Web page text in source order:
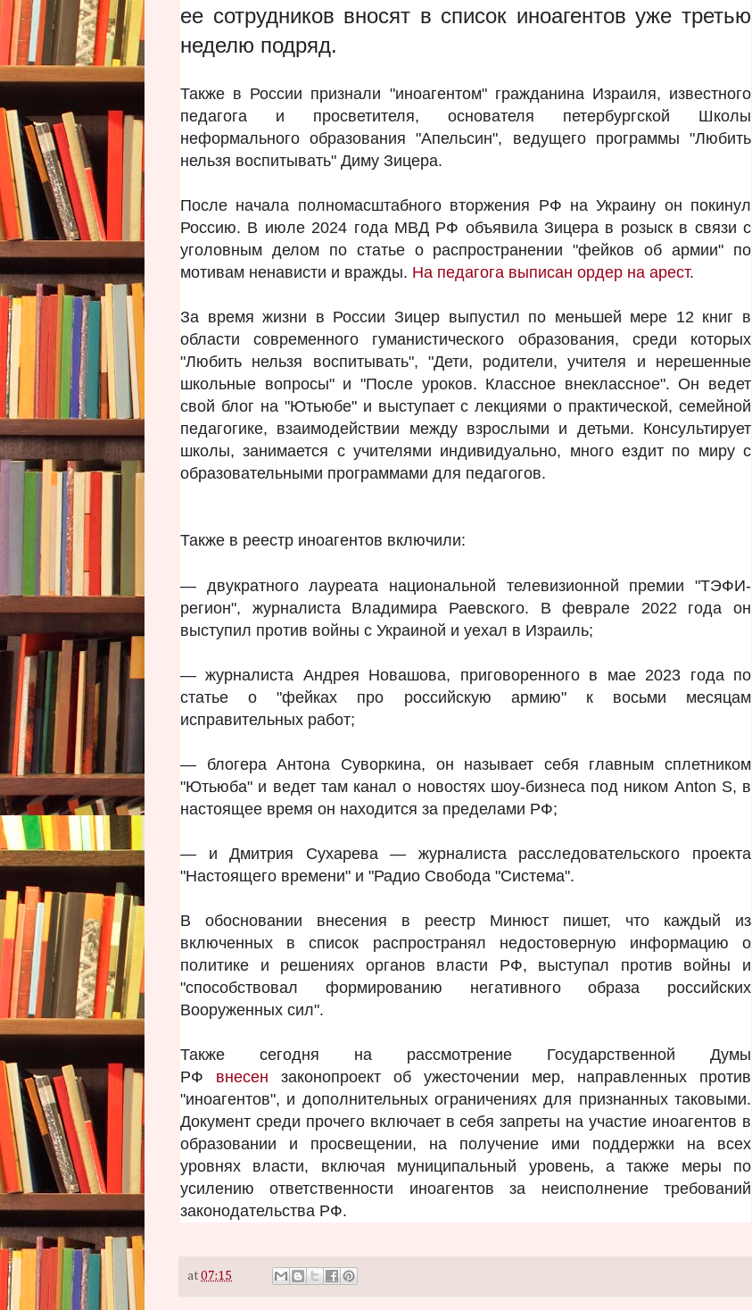
ее сотрудников вносят в список иноагентов уже третью
неделю подряд.
Также в России признали "иноагентом" гражданина Израиля, известного
педагога и просветителя, основателя петербургской Школы
неформального образования "Апельсин", ведущего программы "Любить
нельзя воспитывать" Диму Зицера.
После начала полномасштабного вторжения РФ на Украину он покинул
Россию. В июле 2024 года МВД РФ объявила Зицера в розыск в связи с
уголовным делом по статье о распространении "фейков об армии" по
мотивам ненависти и вражды. На педагога выписан ордер на арест.
За время жизни в России Зицер выпустил по меньшей мере 12 книг в
области современного гуманистического образования, среди которых
"Любить нельзя воспитывать", "Дети, родители, учителя и нерешенные
школьные вопросы" и "После уроков. Классное внеклассное". Он ведет
свой блог на "Ютьюбе" и выступает с лекциями о практической, семейной
педагогике, взаимодействии между взрослыми и детьми. Консультирует
школы, занимается с учителями индивидуально, много ездит по миру с
образовательными программами для педагогов.
Также в реестр иноагентов включили:
— двукратного лауреата национальной телевизионной премии "ТЭФИ-
регион", журналиста Владимира Раевского. В феврале 2022 года он
выступил против войны с Украиной и уехал в Израиль;
— журналиста Андрея Новашова, приговоренного в мае 2023 года по
статье о "фейках про российскую армию" к восьми месяцам
исправительных работ;
— блогера Антона Суворкина, он называет себя главным сплетником
"Ютьюба" и ведет там канал о новостях шоу-бизнеса под ником Аnton S, в
настоящее время он находится за пределами РФ;
— и Дмитрия Сухарева — журналиста расследовательского проекта
"Настоящего времени" и "Радио Свобода "Система".
В обосновании внесения в реестр Минюст пишет, что каждый из
включенных в список распространял недостоверную информацию о
политике и решениях органов власти РФ, выступал против войны и
"способствовал формированию негативного образа российских
Вооруженных сил".
Также сегодня на рассмотрение Государственной Думы
РФ внесен законопроект об ужесточении мер, направленных против
"иноагентов", и дополнительных ограничениях для признанных таковыми.
Документ среди прочего включает в себя запреты на участие иноагентов в
образовании и просвещении, на получение ими поддержки на всех
уровнях власти, включая муниципальный уровень, а также меры по
усилению ответственности иноагентов за неисполнение требований
законодательства РФ.
at07:15